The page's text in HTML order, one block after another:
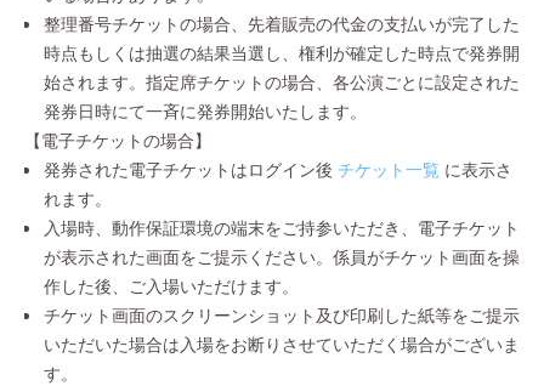
整理番号チケットの場合、先着販売の代金の支払いが完了した
時点もしくは抽選の結果当選し、権利が確定した時点で発券開
始されます。指定席チケットの場合、各公演ごとに設定された
発券日時にて一斉に発券開始いたします。
【電子チケットの場合】
発券された電子チケットはログイン後 チケット一覧 に表示さ
れます。
入場時、動作保証環境の端末をご持参いただき、電子チケット
が表示された画面をご提示ください。係員がチケット画面を操
作した後、ご入場いただけます。
チケット画面のスクリーンショット及び印刷した紙等をご提示
いただいた場合は入場をお断りさせていただく場合がございま
す。